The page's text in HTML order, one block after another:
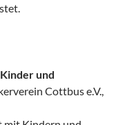
und
Cottbus e.V.,